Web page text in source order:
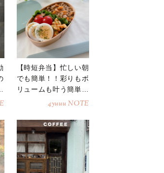
【時短弁当】忙しい朝
でも簡単！！彩りもボ
リュームも叶う簡単そ
4yuuu NOTE